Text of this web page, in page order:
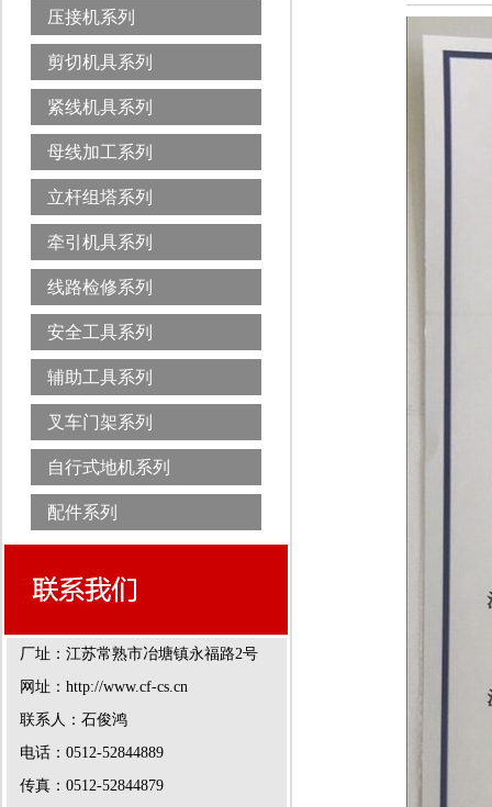
压接机系列
剪切机具系列
紧线机具系列
母线加工系列
立杆组塔系列
牵引机具系列
线路检修系列
安全工具系列
辅助工具系列
叉车门架系列
自行式地机系列
配件系列
厂址：江苏常熟市冶塘镇永福路2号
网址：http://www.cf-cs.cn
联系人：石俊鸿
电话：0512-52844889
传真：0512-52844879